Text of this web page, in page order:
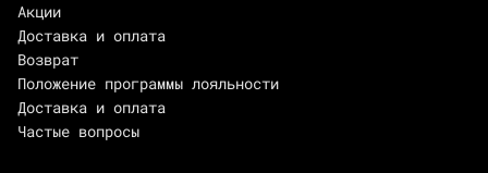
Акции
Доставка и оплата
Возврат
Положение программы лояльности
Доставка и оплата
Частые вопросы